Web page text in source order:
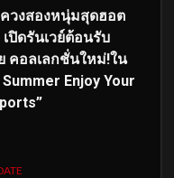
ควงสองหนุ่มสุดฮอต
ปิดรันเวย์ต้อนรับ
คอลเลกชั่นใหม่!ใน
Enjoy Your